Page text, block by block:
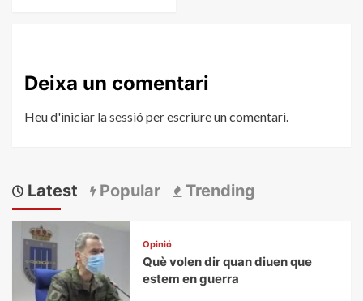
Deixa un comentari
Heu d'iniciar la sessió per escriure un comentari.
Latest Popular Trending
Opinió
Què volen dir quan diuen que
estem en guerra